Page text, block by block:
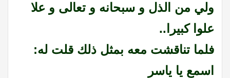
ولي من الذل و سبحانه و تعالى و علا
علوا كبيرا..
فلما تناقشت معه بمثل ذلك قلت له:
اسمع يا ياسر